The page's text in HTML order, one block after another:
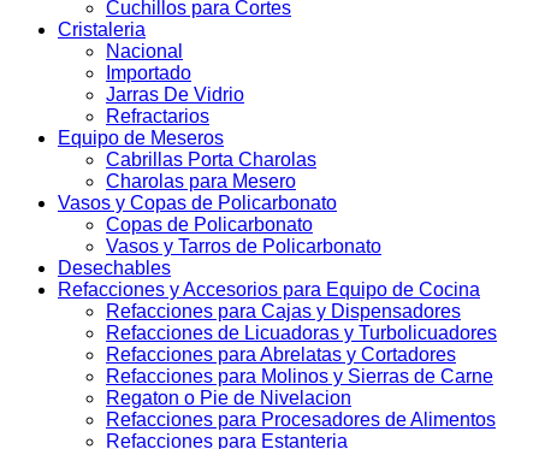
Cuchillos para Cortes
Cristaleria
Nacional
Importado
Jarras De Vidrio
Refractarios
Equipo de Meseros
Cabrillas Porta Charolas
Charolas para Mesero
Vasos y Copas de Policarbonato
Copas de Policarbonato
Vasos y Tarros de Policarbonato
Desechables
Refacciones y Accesorios para Equipo de Cocina
Refacciones para Cajas y Dispensadores
Refacciones de Licuadoras y Turbolicuadores
Refacciones para Abrelatas y Cortadores
Refacciones para Molinos y Sierras de Carne
Regaton o Pie de Nivelacion
Refacciones para Procesadores de Alimentos
Refacciones para Estanteria